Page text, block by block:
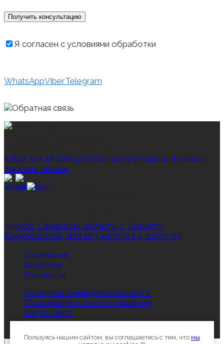
Я согласен с условиями обработки
WhatsAppViberTelegram
8 800 302 45 28 8 930 600‑34‑00 info@star-tender.ru
Заказать звонок
445000, Самарская область, г. Тольятти,
Южное шоссе, дом 163, корпус 2.3, офис 315
О компании
Контакты
Реквизиты
Политика конфиденциальности
Пользовательское соглашение
Карта сайта
Все права защищены © 2012-2026, Star‑Tender.ru
Пользуясь нашим сайтом, вы соглашаетесь с тем, что мы